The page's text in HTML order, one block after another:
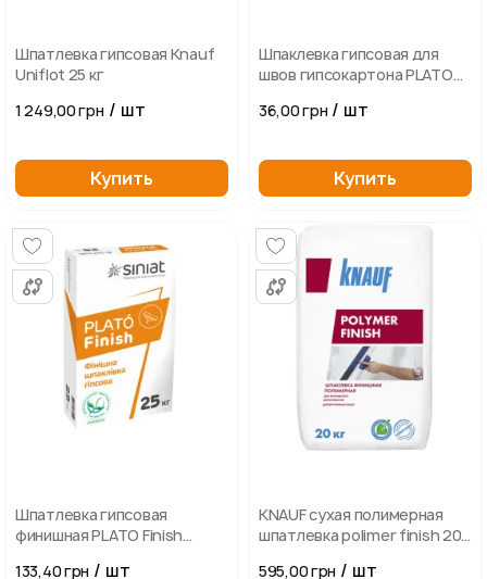
Шпатлевка гипсовая Knauf
Uniflot 25 кг
1 249,00 грн / шт
Купить
Шпаклевка гипсовая для
швов гипсокартона PLATO
36,00 грн / шт
Купить
Шпатлевка гипсовая
финишная PLATO Finish
133,40 грн / шт
KNAUF сухая полимерная
шпатлевка polimer finish 20
595,00 грн / шт